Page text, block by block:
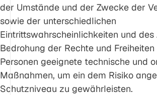
der Umstände und der Zwecke der
sowie der unterschiedlichen
Eintrittswahrscheinlichkeiten und
Bedrohung der Rechte und
Personen geeignete technische und
Maßnahmen, um ein dem Risiko
Schutzniveau zu gewährleisten.